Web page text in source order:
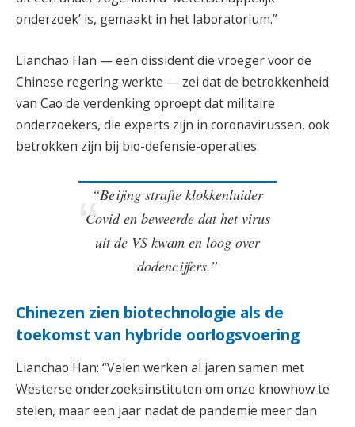
onderzoek’ is, gemaakt in het laboratorium.”
Lianchao Han — een dissident die vroeger voor de
Chinese regering werkte — zei dat de betrokkenheid
van Cao de verdenking oproept dat militaire
onderzoekers, die experts zijn in coronavirussen, ook
betrokken zijn bij bio-defensie-operaties.
“Beijing strafte klokkenluider
Covid en beweerde dat het virus
uit de VS kwam en loog over
dodencijfers.”
Chinezen zien biotechnologie als de
toekomst van hybride oorlogsvoering
Lianchao Han: “Velen werken al jaren samen met
Westerse onderzoeksinstituten om onze knowhow te
stelen, maar een jaar nadat de pandemie meer dan